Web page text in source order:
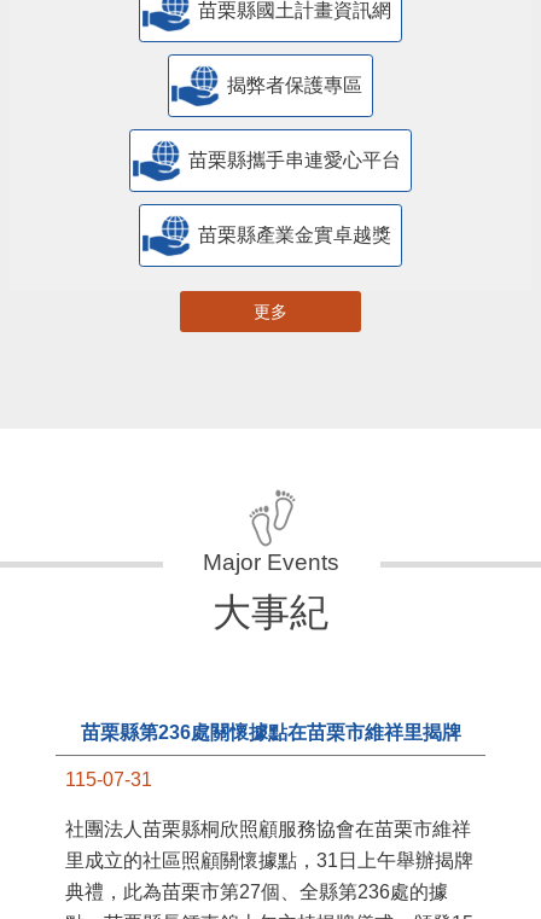
苗栗縣國土計畫資訊網
揭弊者保護專區
苗栗縣攜手串連愛心平台
苗栗縣產業金實卓越獎